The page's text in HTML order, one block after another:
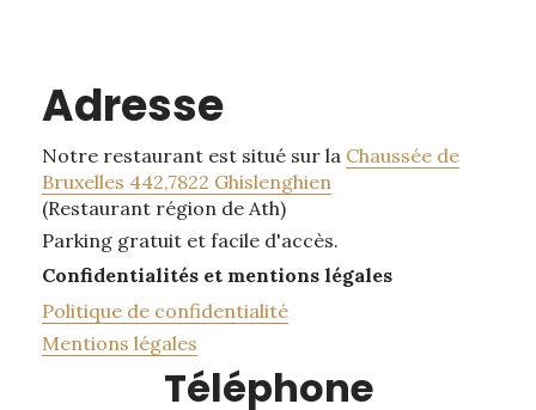
Adresse
Notre restaurant est situé sur la Chaussée de
Bruxelles 442,7822 Ghislenghien
(Restaurant région de Ath)
Parking gratuit et facile d'accès.
Confidentialités et mentions légales
Politique de confidentialité
Mentions légales
Téléphone